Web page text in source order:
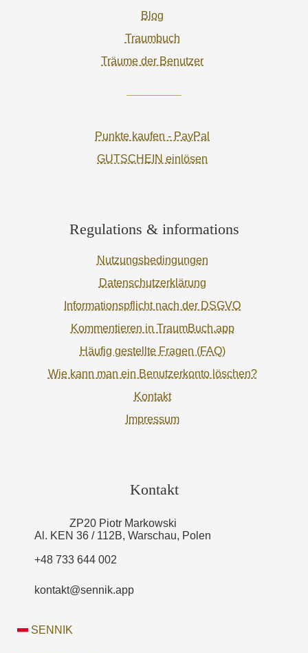
Blog
Traumbuch
Träume der Benutzer
Punkte kaufen - PayPal
GUTSCHEIN einlösen
Regulations & informations
Nutzungsbedingungen
Datenschutzerklärung
Informationspflicht nach der DSGVO
Kommentieren in TraumBuch.app
Häufig gestellte Fragen (FAQ)
Wie kann man ein Benutzerkonto löschen?
Kontakt
Impressum
Kontakt
ZP20 Piotr Markowski
Al. KEN 36 / 112B, Warschau, Polen
+48 733 644 002
kontakt@sennik.app
SENNIK